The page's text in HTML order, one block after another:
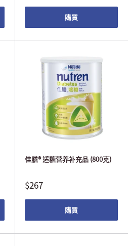
購買
佳膳® 适糖营养补充品 (800克)
$267
購買